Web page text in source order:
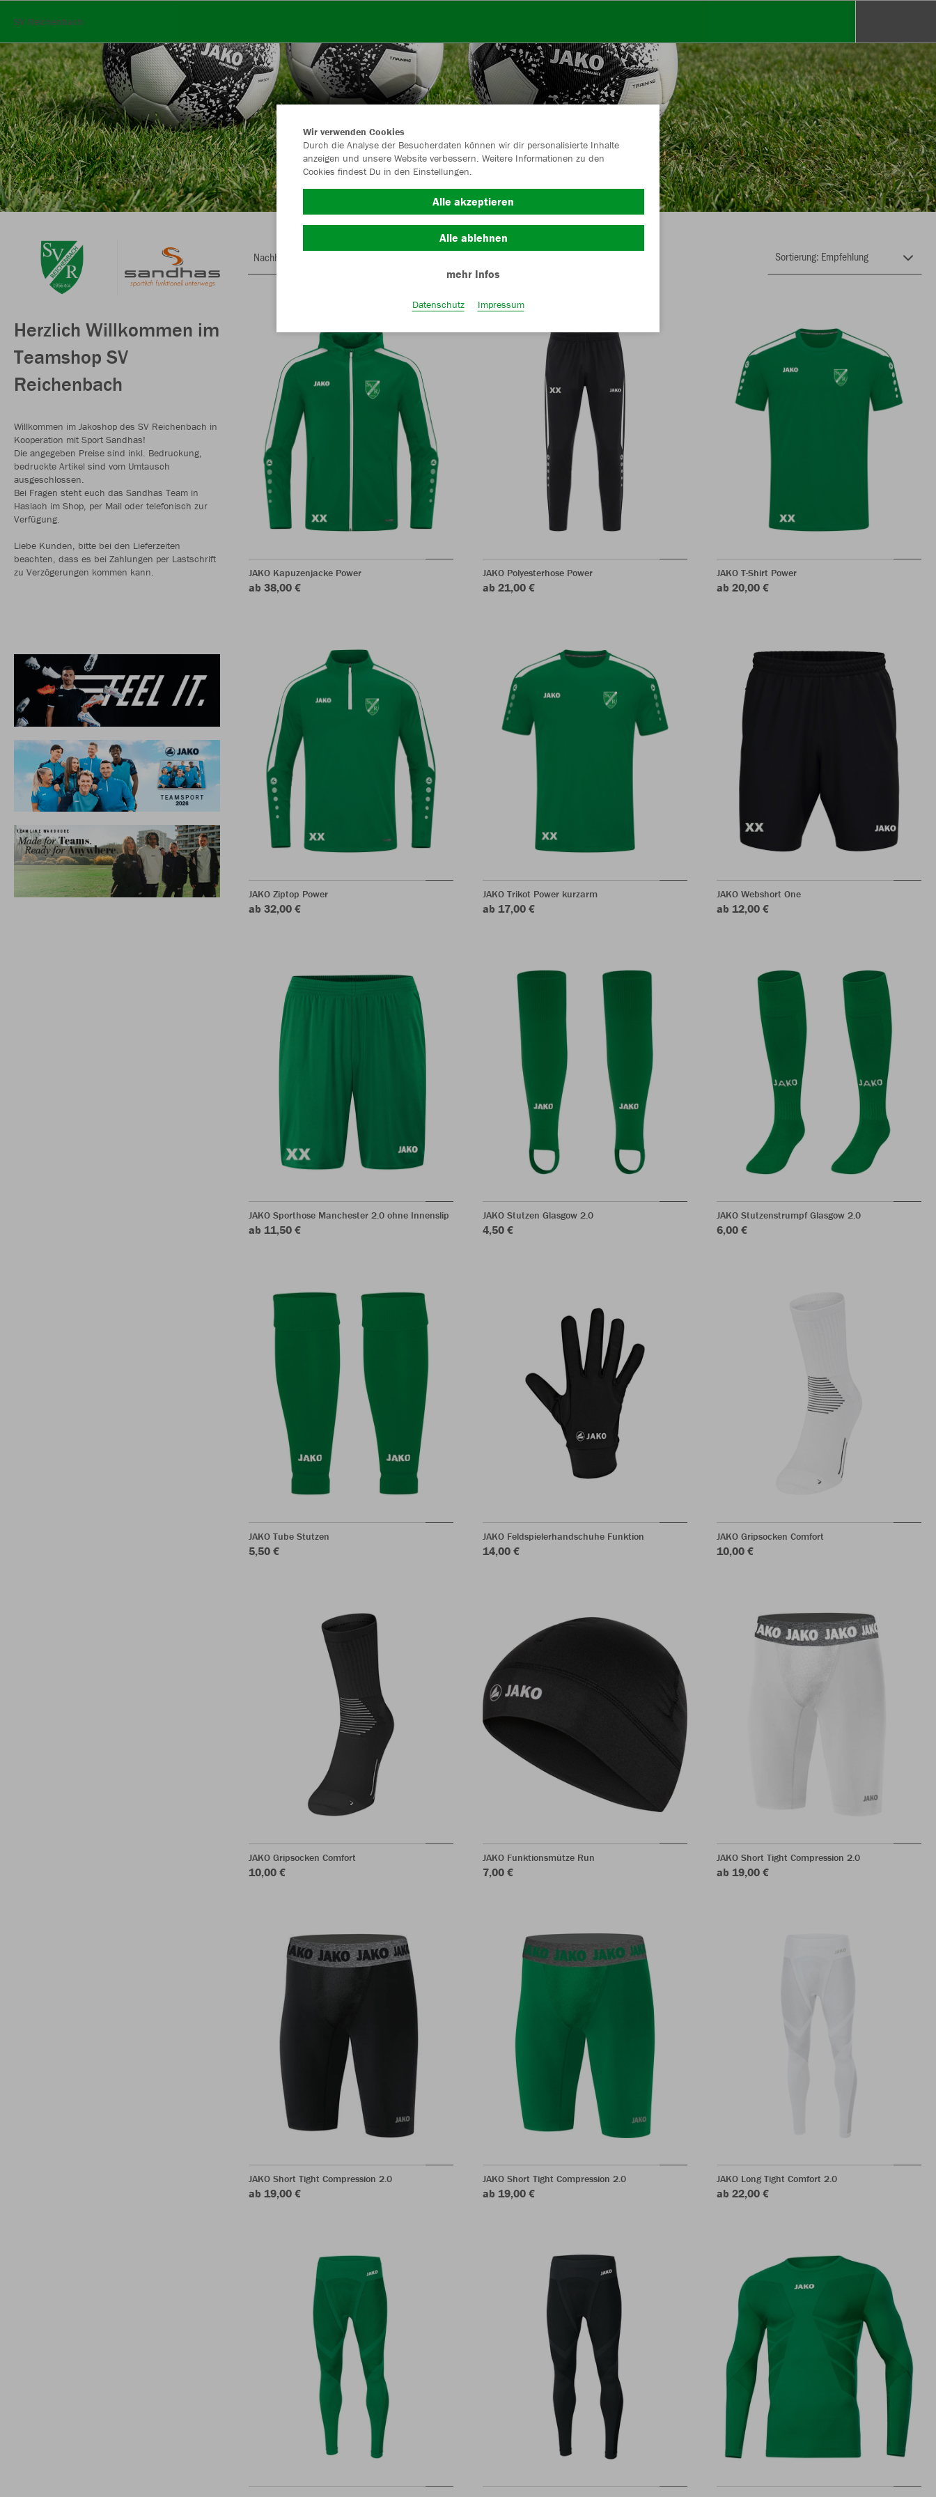
SV Reichenbach
Herzlich Willkommen im
Teamshop SV
Reichenbach
Willkommen im Jakoshop des SV Reichenbach in
Kooperation mit Sport Sandhas!
Die angegeben Preise sind inkl. Bedruckung,
bedruckte Artikel sind vom Umtausch
ausgeschlossen.
Bei Fragen steht euch das Sandhas Team in
Haslach im Shop, per Mail oder telefonisch zur
Verfügung.
Liebe Kunden, bitte bei den Lieferzeiten
beachten, dass es bei Zahlungen per Lastschrift
zu Verzögerungen kommen kann.
Nachhaltig
JAKO Kapuzenjacke Power
ab 38,00 €
JAKO Polyesterhose Power
ab 21,00 €
JAKO T-Shirt Power
ab 20,00 €
JAKO Ziptop Power
ab 32,00 €
JAKO Trikot Power kurzarm
ab 17,00 €
JAKO Webshort One
ab 12,00 €
JAKO Sporthose Manchester 2.0 ohne Innenslip
ab 11,50 €
JAKO Stutzen Glasgow 2.0
4,50 €
JAKO Stutzenstrumpf Glasgow 2.0
6,00 €
JAKO Tube Stutzen
5,50 €
JAKO Feldspielerhandschuhe Funktion
14,00 €
JAKO Gripsocken Comfort
10,00 €
JAKO Gripsocken Comfort
10,00 €
JAKO Funktionsmütze Run
7,00 €
JAKO Short Tight Compression 2.0
ab 19,00 €
JAKO Short Tight Compression 2.0
ab 19,00 €
JAKO Short Tight Compression 2.0
ab 19,00 €
JAKO Long Tight Comfort 2.0
ab 22,00 €
Wir verwenden Cookies
Durch die Analyse der Besucherdaten können wir dir personalisierte Inhalte
anzeigen und unsere Website verbessern. Weitere Informationen zu den
Cookies findest Du in den Einstellungen.
Alle akzeptieren
Alle ablehnen
mehr Infos
Datenschutz Impressum